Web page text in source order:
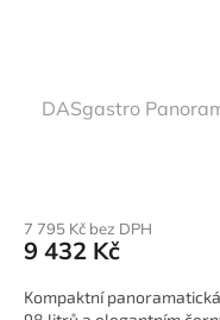
DASgastro
7 795 Kč bez DPH
9 432 Kč
Kompaktní